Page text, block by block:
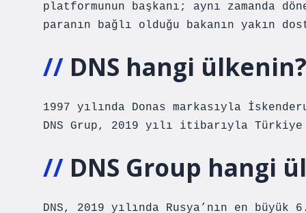
platformunun başkanı; aynı zamanda
paranın bağlı olduğu bakanın yakın
DNS hangi ülkenin?
1997 yılında Donas markasıyla
DNS Grup, 2019 yılı itibarıyla
DNS Group hangi
DNS, 2019 yılında Rusya’nın en